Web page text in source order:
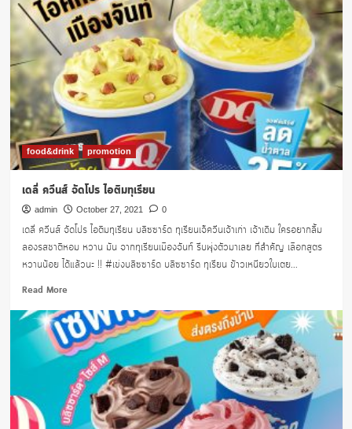
food&drink promotion
เดลี่ ควีนส์ จัดโปร ไอติมทุเรียน
admin October 27, 2021 0
เดลี่ ควีนส์ จัดโปร ไอติมทุเรียน บลิซซาร์ด ทุเรียนเจ๊ควีนเจ้าเก่า เจ้าเดิม ใครอยากลิ้ม
ลองรสชาติหอม หวาน มัน จากทุเรียนเมืองจันท์ รีบพุ่งตัวมาเลย ที่สำคัญ เลือกสูตร
หวานน้อย ได้แล้วนะ !! #เข่งบลิซซาร์ด บลิซซาร์ด ทุเรียน ข้าวเหนียวใบเตย...
Read MoreRead
about
เด
ลี่
จัด
โปร
ไอ